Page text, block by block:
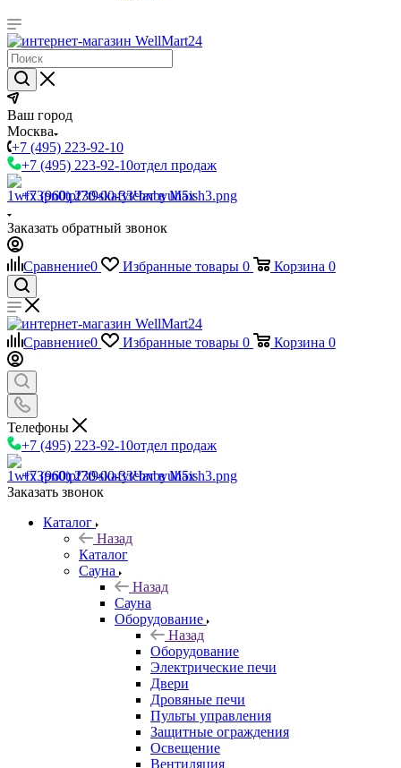
Ваш город
Москва
+7 (495) 223-92-10
+7 (495) 223-92-10отдел продаж
+7 (960) 230-00-33Чат в Max
Заказать обратный звонок
Сравнение0 Избранные товары 0 Корзина 0
Сравнение0 Избранные товары 0 Корзина 0
Телефоны
+7 (495) 223-92-10отдел продаж
+7 (960) 230-00-33Чат в Max
Заказать звонок
Каталог
Назад
Каталог
Сауна
Назад
Сауна
Оборудование
Назад
Оборудование
Электрические печи
Двери
Дровяные печи
Пульты управления
Защитные ограждения
Освещение
Вентиляция